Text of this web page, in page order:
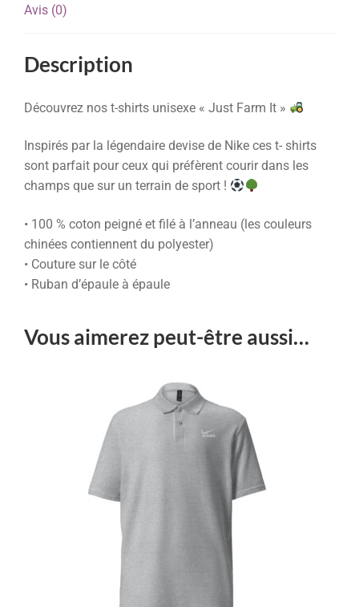
Avis (0)
Description
Découvrez nos t-shirts unisexe « Just Farm It »
Inspirés par la légendaire devise de Nike ces t- shirts
sont parfait pour ceux qui préfèrent courir dans les
champs que sur un terrain de sport !
• 100 % coton peigné et filé à l’anneau (les couleurs
chinées contiennent du polyester)
• Couture sur le côté
• Ruban d’épaule à épaule
Vous aimerez peut-être aussi…